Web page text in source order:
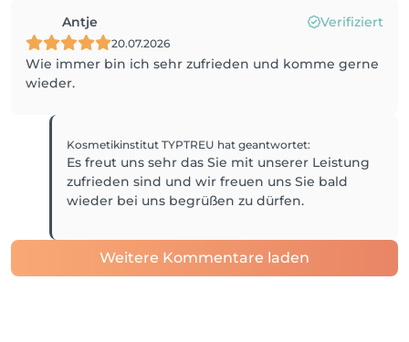
Antje Verifiziert
20.07.2026
Wie immer bin ich sehr zufrieden und komme gerne
wieder.
Kosmetikinstitut TYPTREU hat geantwortet:
Es freut uns sehr das Sie mit unserer Leistung
zufrieden sind und wir freuen uns Sie bald
wieder bei uns begrüßen zu dürfen.
Weitere Kommentare laden